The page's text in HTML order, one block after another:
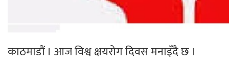
काठमाडौं । आज विश्व क्षयरोग दिवस मनाइँदै छ ।